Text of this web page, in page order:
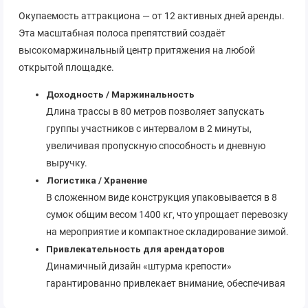
Окупаемость аттракциона — от 12 активных дней аренды.
Эта масштабная полоса препятствий создаёт
высокомаржинальный центр притяжения на любой
открытой площадке.
Доходность / Маржинальность
Длина трассы в 80 метров позволяет запускать
группы участников с интервалом в 2 минуты,
увеличивая пропускную способность и дневную
выручку.
Логистика / Хранение
В сложенном виде конструкция упаковывается в 8
сумок общим весом 1400 кг, что упрощает перевозку
на мероприятие и компактное складирование зимой.
Привлекательность для арендаторов
Динамичный дизайн «штурма крепости»
гарантированно привлекает внимание, обеспечивая